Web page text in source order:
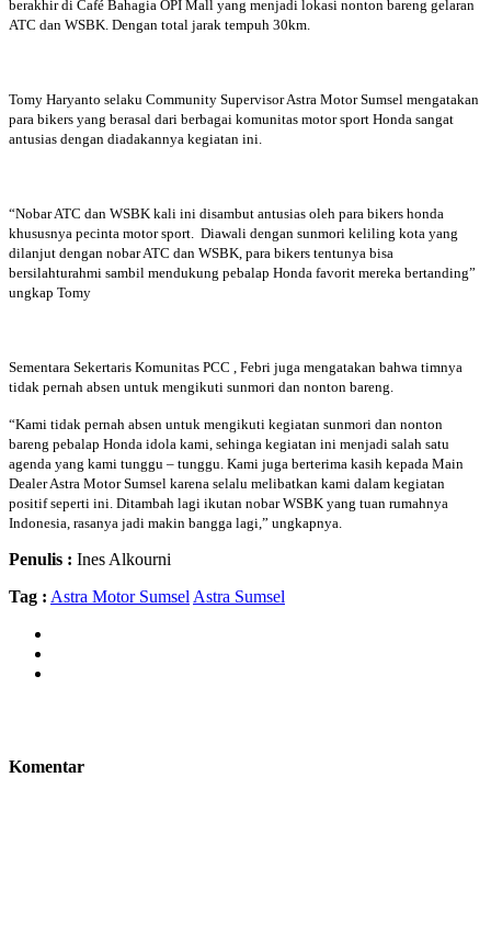
berakhir di Café Bahagia OPI Mall yang menjadi lokasi nonton bareng gelaran
ATC dan WSBK. Dengan total jarak tempuh 30km.
Tomy Haryanto selaku Community Supervisor Astra Motor Sumsel mengatakan
para bikers yang berasal dari berbagai komunitas motor sport Honda sangat
antusias dengan diadakannya kegiatan ini.
“Nobar ATC dan WSBK kali ini disambut antusias oleh para bikers honda
khususnya pecinta motor sport. Diawali dengan sunmori keliling kota yang
dilanjut dengan nobar ATC dan WSBK, para bikers tentunya bisa
bersilahturahmi sambil mendukung pebalap Honda favorit mereka bertanding”
ungkap Tomy
Sementara Sekertaris Komunitas PCC , Febri juga mengatakan bahwa timnya
tidak pernah absen untuk mengikuti sunmori dan nonton bareng.
“Kami tidak pernah absen untuk mengikuti kegiatan sunmori dan nonton
bareng pebalap Honda idola kami, sehinga kegiatan ini menjadi salah satu
agenda yang kami tunggu – tunggu. Kami juga berterima kasih kepada Main
Dealer Astra Motor Sumsel karena selalu melibatkan kami dalam kegiatan
positif seperti ini. Ditambah lagi ikutan nobar WSBK yang tuan rumahnya
Indonesia, rasanya jadi makin bangga lagi,” ungkapnya.
Penulis : Ines Alkourni
Tag : Astra Motor Sumsel Astra Sumsel
Komentar